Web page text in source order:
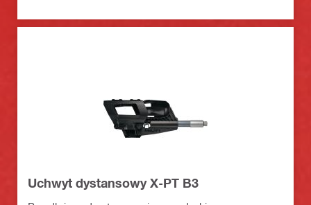
Uchwyt dystansowy X-PT B3